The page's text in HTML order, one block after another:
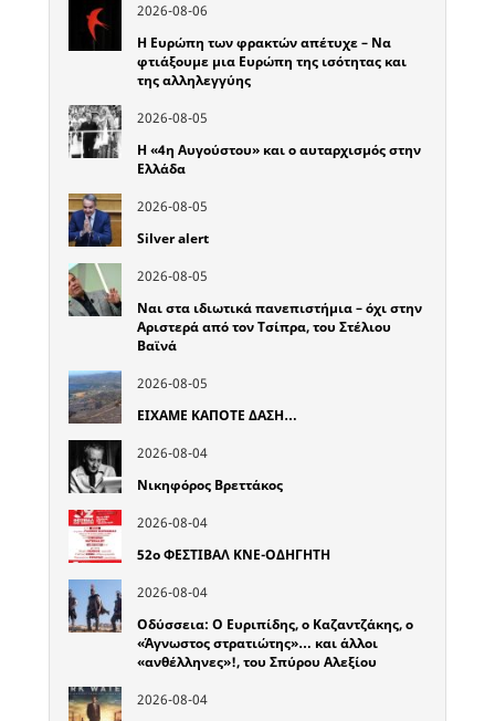
2026-08-06
Η Ευρώπη των φρακτών απέτυχε – Να
φτιάξουμε μια Ευρώπη της ισότητας και
της αλληλεγγύης
2026-08-05
Η «4η Αυγούστου» και ο αυταρχισμός στην
Ελλάδα
2026-08-05
Silver alert
2026-08-05
Ναι στα ιδιωτικά πανεπιστήμια – όχι στην
Αριστερά από τον Τσίπρα, του Στέλιου
Βαϊνά
2026-08-05
ΕΙΧΑΜΕ ΚΑΠΟΤΕ ΔΑΣΗ…
2026-08-04
Νικηφόρος Βρεττάκος
2026-08-04
52o ΦΕΣΤΙΒΑΛ ΚΝΕ-ΟΔΗΓΗΤΗ
2026-08-04
Οδύσσεια: Ο Ευριπίδης, ο Καζαντζάκης, ο
«Άγνωστος στρατιώτης»… και άλλοι
«ανθέλληνες»!, του Σπύρου Αλεξίου
2026-08-04